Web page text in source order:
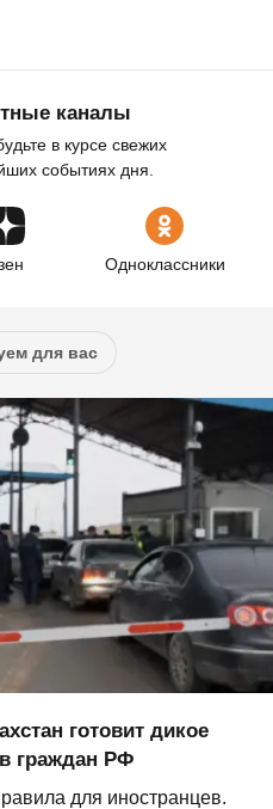
каналы
в курсе свежих
событиях дня.
Одноклассники
для вас
готовит дикое
граждан РФ
для иностранцев.